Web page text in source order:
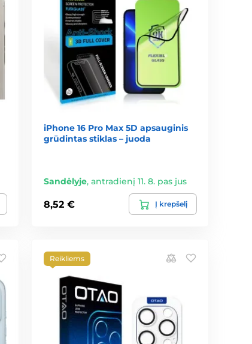
iPhone 16 Pro Max 5D apsauginis
grūdintas stiklas – juoda
Sandėlyje,antradienį 11. 8. pas jus
8,52 € Į krepšelį
Reikliems